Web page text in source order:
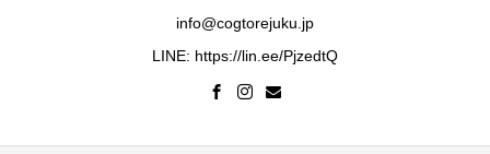
info@cogtorejuku.jp
LINE: https://lin.ee/PjzedtQ